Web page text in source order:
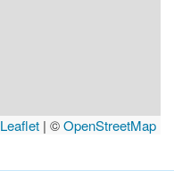
Leaflet | ©OpenStreetMap